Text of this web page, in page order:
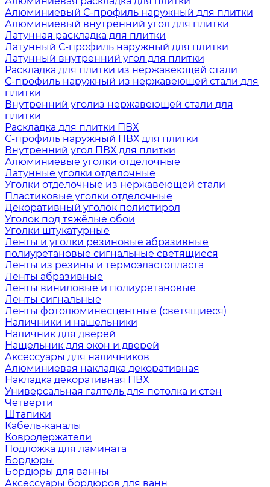
Алюминиевый С-профиль наружный для плитки
Алюминиевый внутренний угол для плитки
Латунная раскладка для плитки
Латунный С-профиль наружный для плитки
Латунный внутренний угол для плитки
Раскладка для плитки из нержавеющей стали
С-профиль наружный из нержавеющей стали для
плитки
Внутренний уголиз нержавеющей стали для
плитки
Раскладка для плитки ПВХ
С-профиль наружный ПВХ для плитки
Внутренний угол ПВХ для плитки
Алюминиевые уголки отделочные
Латунные уголки отделочные
Уголки отделочные из нержавеющей стали
Пластиковые уголки отделочные
Декоративный уголок полистирол
Уголок под тяжёлые обои
Уголки штукатурные
Ленты и уголки резиновые абразивные
полиуретановые сигнальные светящиеся
Ленты из резины и термоэластопласта
Ленты абразивные
Ленты виниловые и полиуретановые
Ленты сигнальные
Ленты фотолюминесцентные (светящиеся)
Наличники и нащельники
Наличник для дверей
Нащельник для окон и дверей
Аксессуары для наличников
Алюминиевая накладка декоративная
Накладка декоративная ПВХ
Универсальная галтель для потолка и стен
Четверти
Штапики
Кабель-каналы
Ковродержатели
Подложка для ламината
Бордюры
Бордюры для ванны
Аксессуары бордюров для ванн